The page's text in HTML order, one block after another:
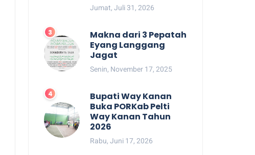
Jumat, Juli 31, 2026
Makna dari 3 Pepatah
Eyang Langgang
Jagat
Senin, November 17, 2025
Bupati Way Kanan
Buka PORKab Pelti
Way Kanan Tahun
2026
Rabu, Juni 17, 2026